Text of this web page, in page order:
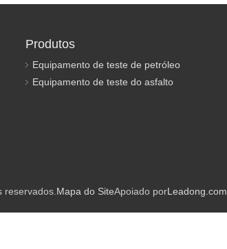
Produtos
Equipamento de teste de petróleo
Equipamento de teste do asfalto
reservados.Mapa do SiteApoiado porLeadong.com